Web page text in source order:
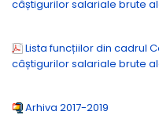
câștigurilor salariale brute
Lista funcțiilor din cadrul
câștigurilor salariale brute
Arhiva 2017-2019